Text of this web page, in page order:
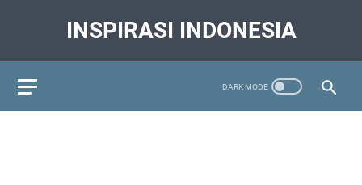
INSPIRASI INDONESIA